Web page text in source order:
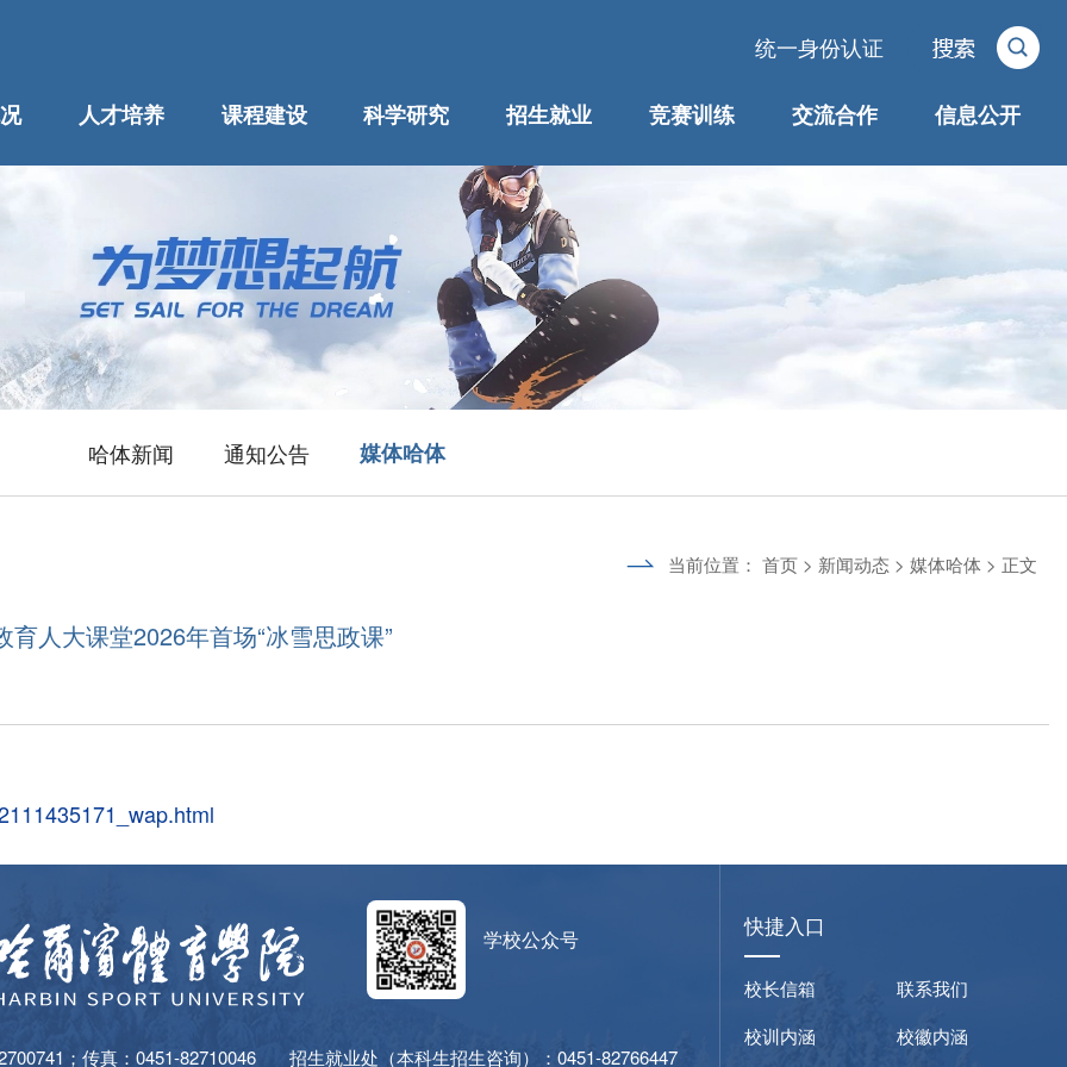
统一身份认证
人才培养 课程建设 科学研究 招生就业 竞赛训练 交流合作 信息公开
哈体新闻 通知公告 媒体哈体
当前位置： 首页 > 新闻动态 > 媒体哈体 > 正文
人大课堂2026年首场“冰雪思政课”
学校公众号
；传真：0451-82710046 招生就业处（本科生招生咨询）：0451-82766447
快捷入口
校长信箱
联系我们
校训内涵
校徽内涵